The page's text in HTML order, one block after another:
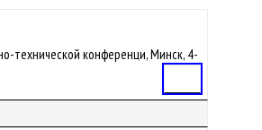
технической конференци, Минск, 4-